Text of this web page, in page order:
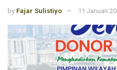
by Fajar Sulistiyo 11 Januari